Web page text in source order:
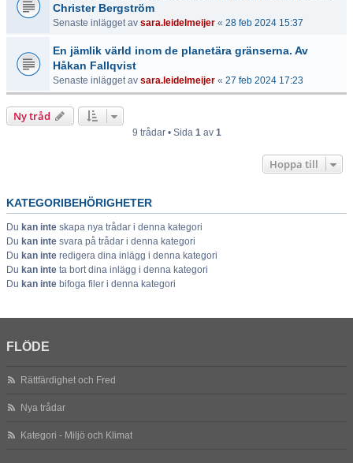
Christer Bergström
Senaste inlägget av sara.leidelmeijer « 28 feb 2024 15:37
En jämlik värld inom de planetära gränserna. Av
Håkan Fallqvist
Senaste inlägget av sara.leidelmeijer « 27 feb 2024 17:23
Ny tråd
9 trådar • Sida 1av 1
Hoppa till
KATEGORIBEHÖRIGHETER
Du kan inte skapa nya trådar i denna kategori
Du kan inte svara på trådar i denna kategori
Du kan inte redigera dina inlägg i denna kategori
Du kan inte ta bort dina inlägg i denna kategori
Du kan inte bifoga filer i denna kategori
FLÖDE
Rättfärdighet och Fred
Nya trådar
Kategori - Miljö och Klimat